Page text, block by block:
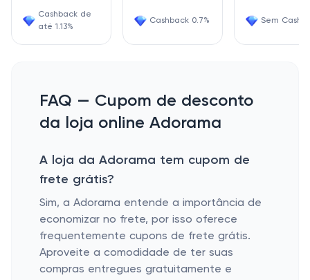
Cashback de
até 1.13%
Cashback 0.7% Sem
FAQ — Cupom de desconto
da loja online Adorama
A loja da Adorama tem cupom de
frete grátis?
Sim, a Adorama entende a importância de
economizar no frete, por isso oferece
frequentemente cupons de frete grátis.
Aproveite a comodidade de ter suas
compras entregues gratuitamente e